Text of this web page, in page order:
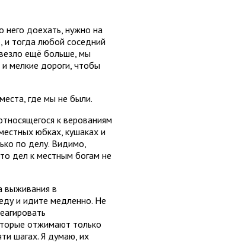
него доехать, нужно на
и тогда любой соседний
ещё больше, мы
мелкие дороги, чтобы
где мы не были.
к верованиям
юбках, кушаках и
по делу. Видимо,
дел к местным богам не
выживания в
и идите медленно. Не
отжимают только
шагах. Я думаю, их